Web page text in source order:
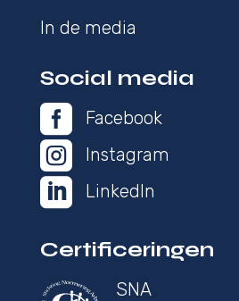
In de media
Social media
 Facebook
 Instagram
 LinkedIn
Certificeringen
SNA